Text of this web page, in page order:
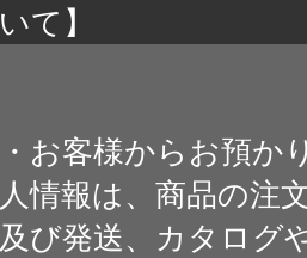
いて】
・お客様からお預か
人情報は、商品の注
及び発送、カタログ